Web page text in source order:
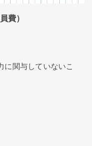
費）
に関与していないこ